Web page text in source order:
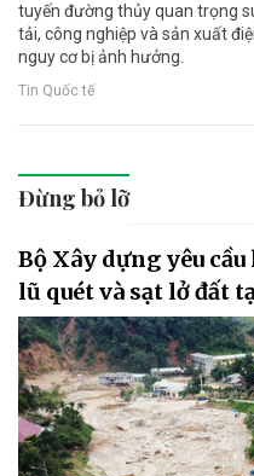
tuyến đường thủy quan trọng
tải, công nghiệp và sản xuất
nguy cơ bị ảnh hưởng.
Tin Quốc tế
Đừng bỏ lỡ
Bộ Xây dựng yêu
lũ quét và sạt lở đất